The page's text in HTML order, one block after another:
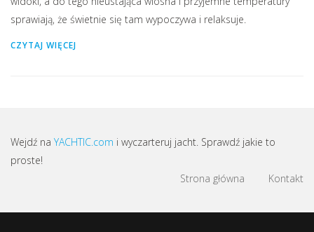
sprawiają, że świetnie się tam wypoczywa i relaksuje.
CZYTAJ WIĘCEJ
Wejdź na YACHTIC.com i wyczarteruj jacht. Sprawdź jakie to
proste!
Strona główna
Kontakt